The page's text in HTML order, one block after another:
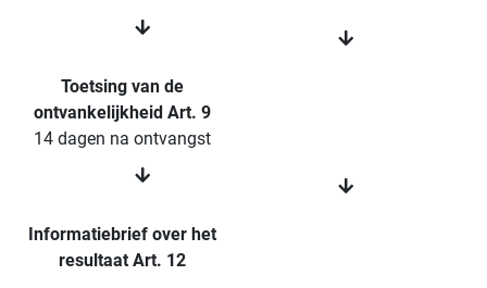
Toetsing van de
ontvankelijkheid Art. 9
14 dagen na ontvangst
Informatiebrief over het
resultaat Art. 12